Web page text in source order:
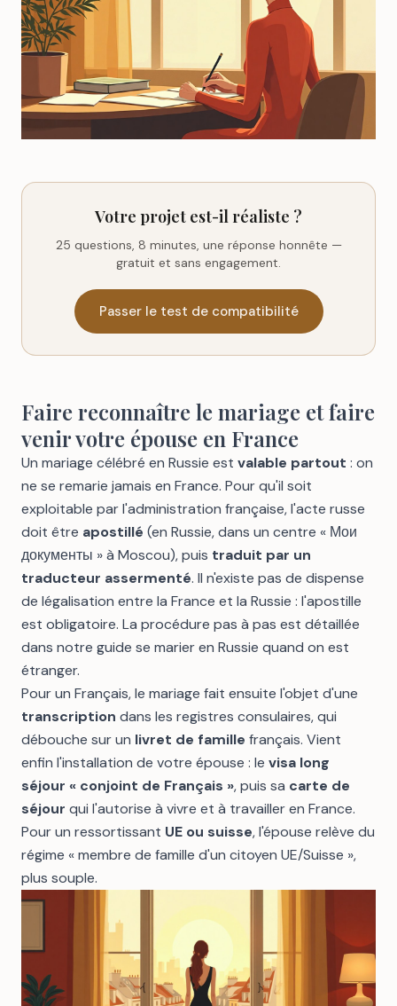
Votre projet est-il réaliste ?
25 questions, 8 minutes, une réponse honnête —
gratuit et sans engagement.
Passer le test de compatibilité
Faire reconnaître le mariage et faire
venir votre épouse en France
Un mariage célébré en Russie est valable partout : on
ne se remarie jamais en France. Pour qu'il soit
exploitable par l'administration française, l'acte russe
doit être apostillé (en Russie, dans un centre « Мои
документы » à Moscou), puis traduit par un
traducteur assermenté. Il n'existe pas de dispense
de légalisation entre la France et la Russie : l'apostille
est obligatoire. La procédure pas à pas est détaillée
dans notre guide se marier en Russie quand on est
étranger.
Pour un Français, le mariage fait ensuite l'objet d'une
transcription dans les registres consulaires, qui
débouche sur un livret de famille français. Vient
enfin l'installation de votre épouse : le visa long
séjour « conjoint de Français », puis sa carte de
séjour qui l'autorise à vivre et à travailler en France.
Pour un ressortissant UE ou suisse, l'épouse relève du
régime « membre de famille d'un citoyen UE/Suisse »,
plus souple.